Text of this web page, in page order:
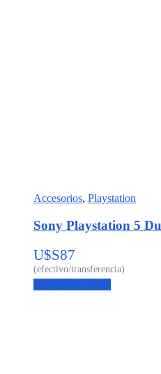
Accesorios, Playstation
Sony Playstation 5
U$S87